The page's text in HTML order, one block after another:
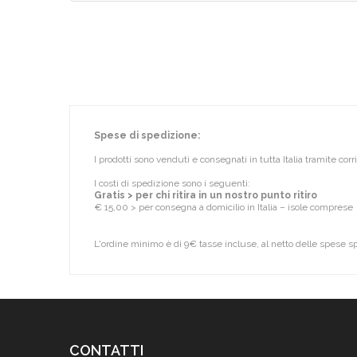
Spese di spedizione:
I prodotti sono venduti e consegnati in tutta Italia tramite
I costi di spedizione sono i seguenti:
Gratis > per chi ritira in un nostro punto ritiro
€ 15,00 > per consegna a domicilio in Italia – isole comprese
L'ordine minimo è di 9€ tasse incluse, al netto delle spese
CONTATTI